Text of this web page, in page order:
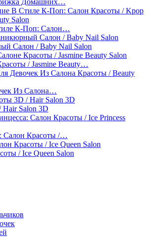
К-Поп: Салон…
Салон / Baby Nail Salon
/ Jasmine Beauty…
Из Салона…
Salon 3D
Салон Красоты /…
/ Ice Queen Salon